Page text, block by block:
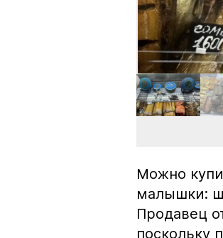
Можно
малышки:
Продавец
поскольку